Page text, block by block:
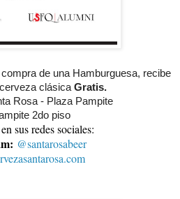
de una Hamburguesa, recibe
clásica Gratis.
Rosa - Plaza Pampite
2do piso
sus redes sociales:
@santarosabeer